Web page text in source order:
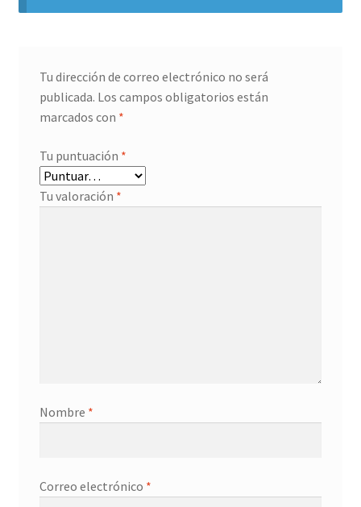
Tu dirección de correo electrónico no será
publicada. Los campos obligatorios están
marcados con *
Tu puntuación *
Tu valoración *
Nombre *
Correo electrónico *